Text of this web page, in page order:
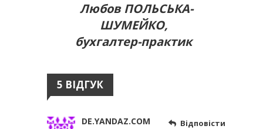
Любов ПОЛЬСЬКА-
ШУМЕЙКО,
бухгалтер-практик
5 ВІДГУК
DE.YANDAZ.COM
Відповісти